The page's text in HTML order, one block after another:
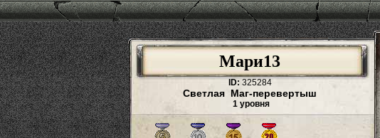
Мари13
ID: 325284
Светлая Маг-перевертыш
1 уровня